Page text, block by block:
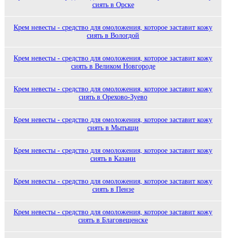
сиять в Орске
Крем невесты - средство для омоложения, которое заставит кожу
сиять в Вологдой
Крем невесты - средство для омоложения, которое заставит кожу
сиять в Великом Новгороде
Крем невесты - средство для омоложения, которое заставит кожу
сиять в Орехово-Зуево
Крем невесты - средство для омоложения, которое заставит кожу
сиять в Мытыщи
Крем невесты - средство для омоложения, которое заставит кожу
сиять в Казани
Крем невесты - средство для омоложения, которое заставит кожу
сиять в Пензе
Крем невесты - средство для омоложения, которое заставит кожу
сиять в Благовещенске